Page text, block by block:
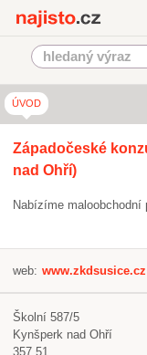
ÚVOD
Západočeské
nad Ohří)
Nabízíme
web: www.zkdsusice.cz
Školní 587/5
Kynšperk nad Ohří
357 51